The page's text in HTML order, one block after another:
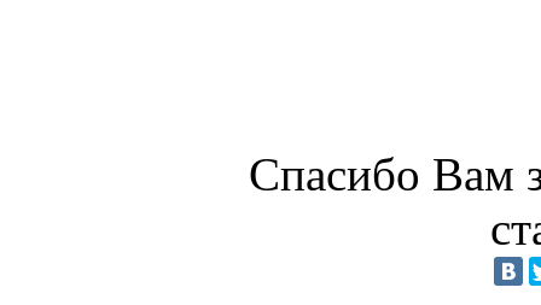
Спасибо Вам